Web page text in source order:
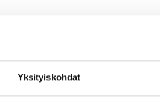
Yksityiskohdat